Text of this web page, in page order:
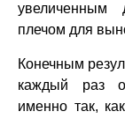
увеличенным
плечом для
Конечным
каждый раз
именно так,